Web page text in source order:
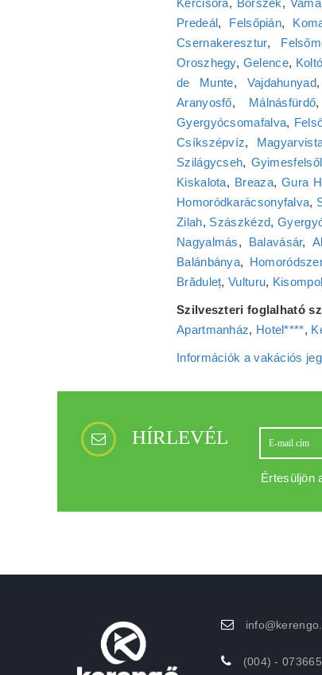
Kercisóra, Borszék, Vama
Predeál, Felsőpián,
Csernakeresztur,
Oroszhegy, Gelence, Koltó
de Munte, Vajdahunyad
Aranyosfő, Málnásfürdő
Gyergyócsomafalva,
Csíkszépvíz,
Szilágycseh,
Kiskalota, Breaza,Gura
Homoródkarácsonyfalva,
Zilah, Szászkézd,
Nagyalmás, Balavásár,
Balánbánya,
Brăduleț,Vulturu,
Szilveszteri foglalható
Apartmanház, Hotel****,
Információk a vakációs
HÍRLEVÉL
Értesüljön
(004) -